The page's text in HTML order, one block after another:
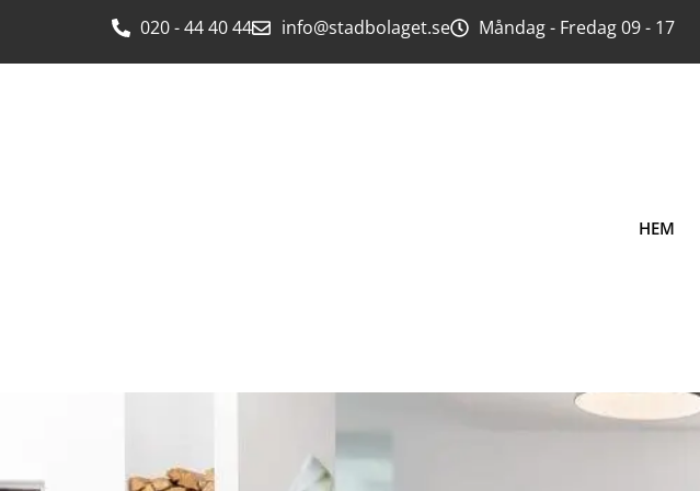
020 - 44 40 44 info@stadbolaget.se Måndag - Fredag 09 - 17
HEM